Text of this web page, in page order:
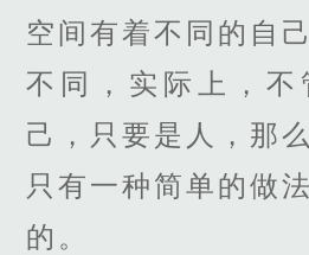
空间有着不同的自
不同，实际上，不
己，只要是人，那
只有一种简单的做
的。